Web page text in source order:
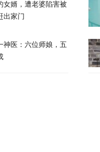
岛内演习首日，台军丢
又又切克闹
女婿，遭老婆陷害被
出家门
神医：六位师娘，五